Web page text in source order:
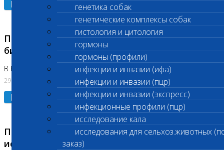
генетика собак
генетические комплексы собак
гистология и цитология
гормоны
гормоны (профили)
инфекции и инвазии (ифа)
инфекции и инвазии (пцр)
инфекции и инвазии (экспресс)
инфекционные профили (пцр)
исследование кала
исследования для сельхоз.животных
заказ)
Подробнее
Приостановлено выполнение срочных
биохимических исследований
В Бутово 29.07.26
29.07.2026
Подробнее
Приостановлено выполнение биохимических
исследований